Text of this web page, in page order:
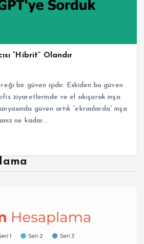
“Hibrit” Olandır
bir güven işidir. Eskiden bu güven
ziyaretlerinde ve el sıkışarak inşa
güven artık “ekranlarda” inşa
ne kadar…